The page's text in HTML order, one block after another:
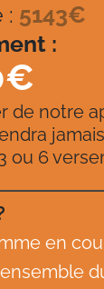
: 5143€
:
de notre
ou 6
en